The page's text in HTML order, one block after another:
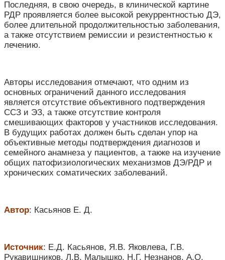
Последняя, в свою очередь, в клинической картине
РДР проявляется более высокой рекуррентностью ДЭ,
более длительной продолжительностью заболевания,
а также отсутствием ремиссии и резистентностью к
лечению.
Авторы исследования отмечают, что одним из
основных ограничений данного исследования
является отсутствие объективного подтверждения
ССЗ и ЭЗ, а также отсутствие контроля
смешивающих факторов у участников исследования.
В будущих работах должен быть сделан упор на
объективные методы подтверждения диагнозов и
семейного анамнеза у пациентов, а также на изучение
общих патофизиологических механизмов ДЭ/РДР и
хронических соматических заболеваний.
Автор: Касьянов Е. Д.
Источник: Е.Д. Касьянов, Я.В. Яковлева, Г.В.
Рукавишников, Л.В. Малышко, Н.Г. Незнанов, А.О.